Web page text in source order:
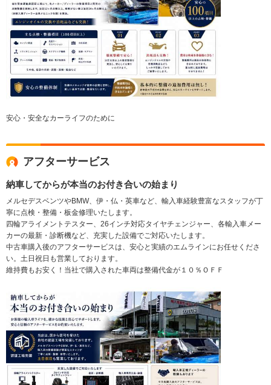
安心・安全なカーライフのために
アフターサービス
納車してからが本当のお付き合いの始まり
メルセデスベンツやBMW、伊・仏・英車など、輸入車経験豊富なスタッフが丁
寧に点検・整備・板金修理いたします。
四輪アライメントテスター、26インチ対応タイヤチェンジャー、各輸入車メー
カーの最新・診断機など、充実した設備でご対応いたします。
中古車購入後のアフターサービスは、安心と実績のエムラインにお任せくださ
い。土日祝日も営業しております。
維持費もお安く！当社で購入された車両は整備代金が１０％ＯＦＦ